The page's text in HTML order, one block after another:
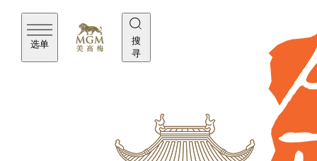
选单
搜
寻